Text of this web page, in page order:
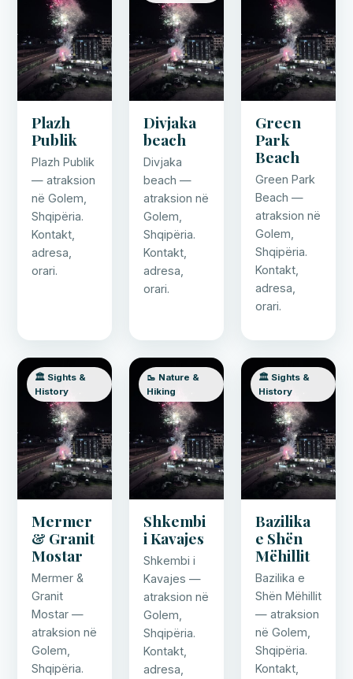
Plazh
Publik
Plazh Publik
— atraksion
në Golem,
Shqipëria.
Kontakt,
adresa,
orari.
Divjaka
beach
Divjaka
beach —
atraksion në
Golem,
Shqipëria.
Kontakt,
adresa,
orari.
Green
Park
Beach
Green Park
Beach —
atraksion në
Golem,
Shqipëria.
Kontakt,
adresa,
orari.
🏛️ Sights &
History
Mermer
& Granit
Mostar
Mermer &
Granit
Mostar —
atraksion në
Golem,
Shqipëria.
🥾 Nature &
Hiking
Shkembi
i Kavajes
Shkembi i
Kavajes —
atraksion në
Golem,
Shqipëria.
Kontakt,
adresa,
🏛️ Sights &
History
Bazilika
e Shën
Mëhillit
Bazilika e
Shën Mëhillit
— atraksion
në Golem,
Shqipëria.
Kontakt,